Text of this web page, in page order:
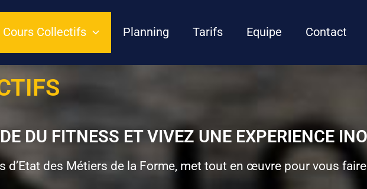
Cours Collectifs Planning Tarifs Equipe Contact
DU FITNESS ET VIVEZ UNE EXPERIENCE
des Métiers de la Forme, met tout en œuvre pour vous